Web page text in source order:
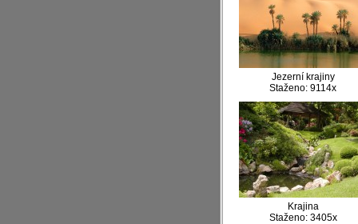
Jezerní krajiny
Staženo: 9114x
Krajina
Staženo: 3405x